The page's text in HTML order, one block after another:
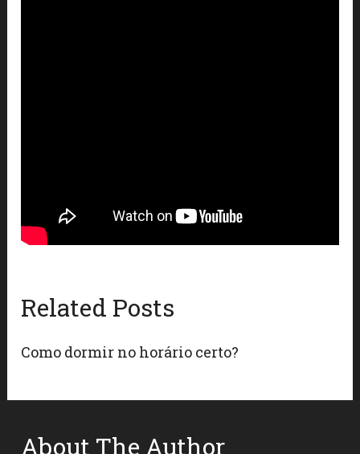
Related Posts
Como dormir no horário certo?
About The Author